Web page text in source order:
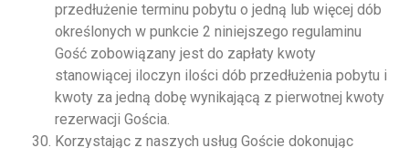
przedłużenie terminu pobytu o jedną lub więcej dób
określonych w punkcie 2 niniejszego regulaminu
Gość zobowiązany jest do zapłaty kwoty
stanowiącej iloczyn ilości dób przedłużenia pobytu i
kwoty za jedną dobę wynikającą z pierwotnej kwoty
rezerwacji Gościa.
Korzystając z naszych usług Goście dokonując